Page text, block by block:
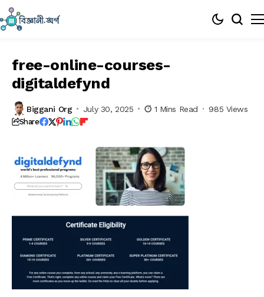
free-online-courses-
digitaldefynd
Biggani Org July 30, 2025 1 Mins Read 985 Views
Share